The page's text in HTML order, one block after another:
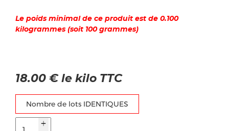
Le poids minimal de ce produit est de 0.100
kilogrammes (soit 100 grammes)
18.00 € le kilo TTC
Nombre de lots IDENTIQUES